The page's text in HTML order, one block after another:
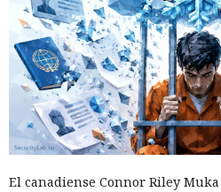
El canadiense Connor Riley